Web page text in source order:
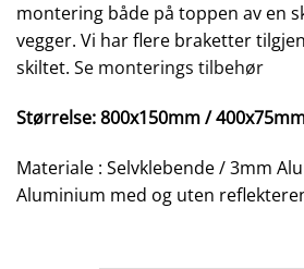
montering både på toppen av en
vegger. Vi har flere braketter
skiltet. Se monterings tilbehør
Størrelse: 800x150mm /
Materiale : Selvklebende / 3mm
Aluminium med og uten